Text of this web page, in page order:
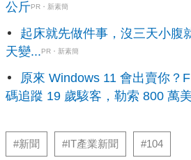
公斤PR・新素簡
起床就先做件事，沒三天小腹
天變...PR・新素簡
原來 Windows 11 會出賣你？
碼追蹤 19 歲駭客，勒索 800 萬
#新聞 #IT產業新聞 #104